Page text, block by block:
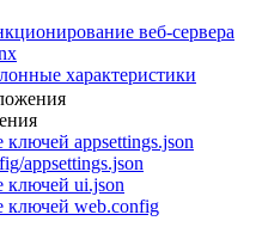
веб-сервера
характеристики
appsettings.json
appsettings.json
ключей ui.json
ключей web.config